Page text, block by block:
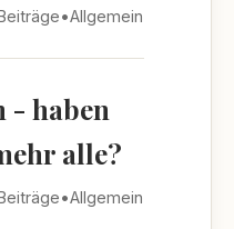
•Allgemein
- haben
alle?
•Allgemein